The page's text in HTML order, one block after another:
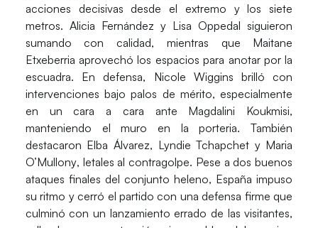
acciones decisivas desde el extremo y los siete
metros. Alicia Fernández y Lisa Oppedal siguieron
sumando con calidad, mientras que Maitane
Etxeberria aprovechó los espacios para anotar por la
escuadra. En defensa, Nicole Wiggins brilló con
intervenciones bajo palos de mérito, especialmente
en un cara a cara ante Magdalini Koukmisi,
manteniendo el muro en la porteria. También
destacaron Elba Álvarez, Lyndie Tchapchet y Maria
O’Mullony, letales al contragolpe. Pese a dos buenos
ataques finales del conjunto heleno, España impuso
su ritmo y cerró el partido con una defensa firme que
culminó con un lanzamiento errado de las visitantes,